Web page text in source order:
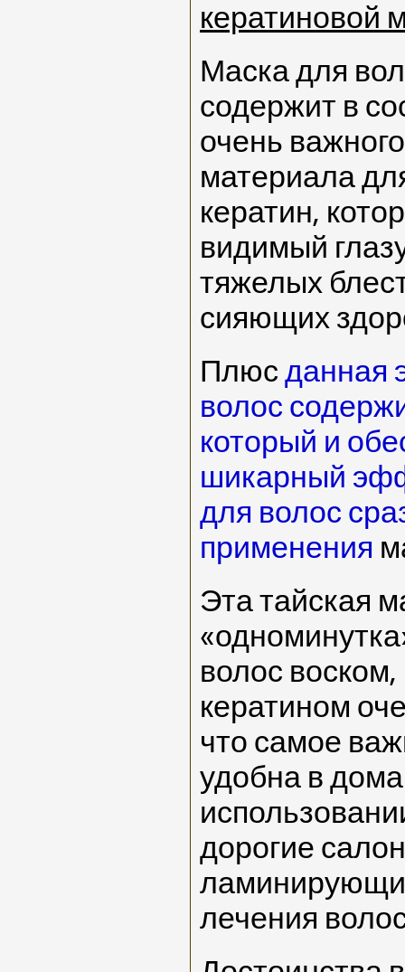
кератиновой
Маска для
содержит в
очень
материала
кератин,
видимый
тяжелых
сияющих
Плюс данная
волос
который и
шикарный
для волос
применения
Эта тайская
волос
кератином
что самое
удобна в
дорогие
лечения